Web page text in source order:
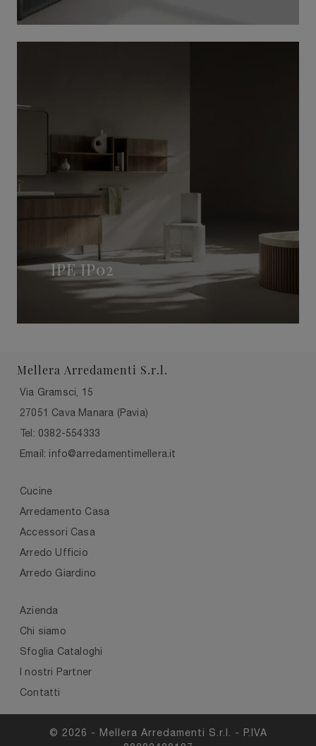
IPE IP02
Mellera Arredamenti S.r.l.
Via Gramsci, 15
27051 Cava Manara (Pavia)
Tel: 0382-554333
Email: info@arredamentimellera.it
Cucine
Arredamento Casa
Accessori Casa
Arredo Ufficio
Arredo Giardino
Azienda
Chi siamo
Sfoglia Cataloghi
I nostri Partner
Contatti
© 2026 - Mellera Arredamenti S.r.l. - P.IVA